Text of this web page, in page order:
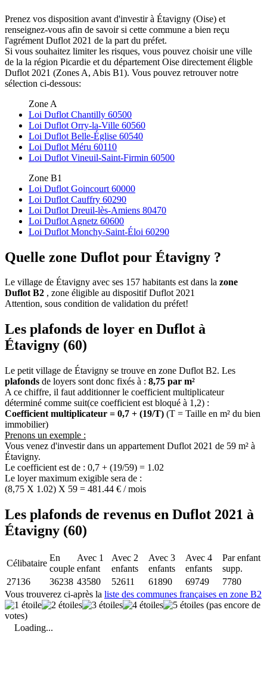
Prenez vos disposition avant d'investir à Étavigny (Oise) et
renseignez-vous afin de savoir si cette commune a bien reçu
l'agrément Duflot 2021 de la part du préfet.
Si vous souhaitez limiter les risques, vous pouvez choisir une ville
de la la région Picardie et du département Oise directement éligble
Duflot 2021 (Zones A, Abis B1). Vous pouvez retrouver notre
sélection ci-dessous:
Zone A
Loi Duflot Chantilly 60500
Loi Duflot Orry-la-Ville 60560
Loi Duflot Belle-Église 60540
Loi Duflot Méru 60110
Loi Duflot Vineuil-Saint-Firmin 60500
Zone B1
Loi Duflot Goincourt 60000
Loi Duflot Cauffry 60290
Loi Duflot Dreuil-lès-Amiens 80470
Loi Duflot Agnetz 60600
Loi Duflot Monchy-Saint-Éloi 60290
Quelle zone Duflot pour Étavigny ?
Le village de Étavigny avec ses 157 habitants est dans la zone
Duflot B2 , zone éligible au dispositif Duflot 2021
Attention, sous condition de validation du préfet!
Les plafonds de loyer en Duflot à
Étavigny (60)
Le petit village de Étavigny se trouve en zone Duflot B2. Les
plafonds de loyers sont donc fixés à : 8,75 par m²
A ce chiffre, il faut additionner le coefficient multiplicateur
déterminé comme suit(ce coefficient est bloqué à 1,2) :
Coefficient multiplicateur = 0,7 + (19/T) (T = Taille en m² du bien
immobilier)
Prenons un exemple :
Vous venez d'investir dans un appartement Duflot 2021 de 59 m² à
Étavigny.
Le coefficient est de : 0,7 + (19/59) = 1.02
Le loyer maximum exigible sera de :
(8,75 X 1.02) X 59 = 481.44 € / mois
Les plafonds de revenus en Duflot 2021 à
Étavigny (60)
Célibataire
En
couple
Avec 1
enfant
Avec 2
enfants
Avec 3
enfants
Avec 4
enfants
Par enfant
supp.
27136
36238 43580 52611 61890 69749
7780
Vous trouverez ci-après la liste des communes françaises en zone B2
(pas encore de
votes)
Loading...